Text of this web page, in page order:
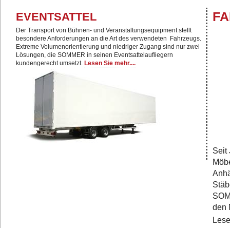
EVENTSATTEL
Der Transport von Bühnen- und Veranstaltungsequipment stellt
besondere Anforderungen an die Art des verwendeten Fahrzeugs.
Extreme Volumenorientierung und niedriger Zugang sind nur zwei
Lösungen, die SOMMER in seinen Eventsattelaufliegern
kundengerecht umsetzt. Lesen Sie mehr....
Seit
den